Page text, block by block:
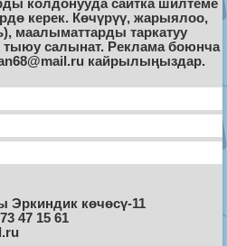
колдонууда сайтка шилтеме
керек. Көчүрүү, жарыялоо,
маалыматтарды таркатуу
тыюу салынат. Реклама боюнча
кайрылыңыздар.
көчөсү-11
47 15 61